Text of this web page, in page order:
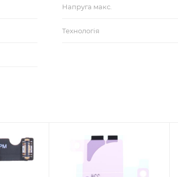
Напруга макс.
Технологія